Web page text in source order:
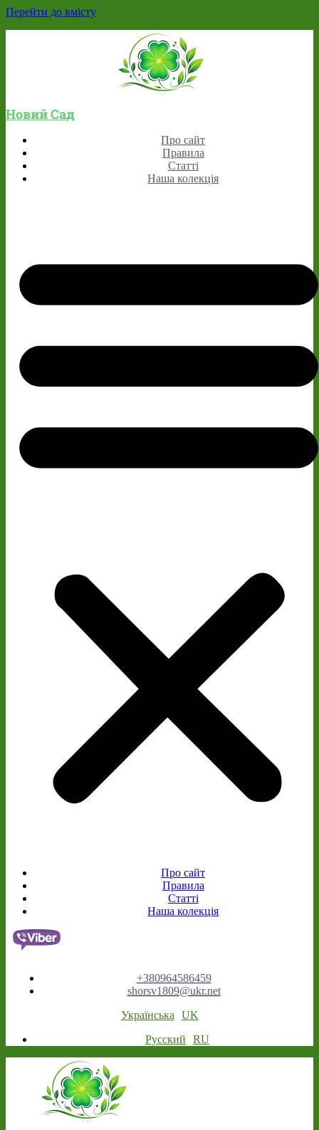
Перейти до вмісту
Новий Сад
Про сайт
Правила
Статті
Наша колекція
Про сайт
Правила
Статті
Наша колекція
+380964586459
shorsv1809@ukr.net
Українська
UK
Русский
RU